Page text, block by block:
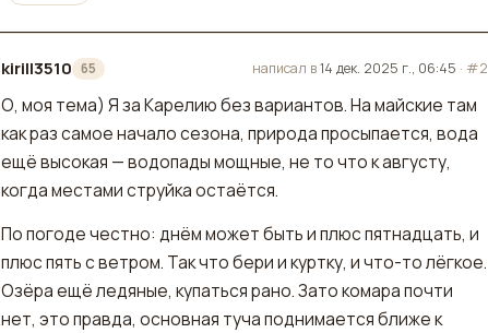
kirill3510 65
отредактировано написал в14 дек. 2025 г., 06:45 · #2
О, моя тема) Я за Карелию без вариантов. На майские там
как раз самое начало сезона, природа просыпается, вода
ещё высокая — водопады мощные, не то что к августу,
когда местами струйка остаётся.
По погоде честно: днём может быть и плюс пятнадцать, и
плюс пять с ветром. Так что бери и куртку, и что-то лёгкое.
Озёра ещё ледяные, купаться рано. Зато комара почти
нет, это правда, основная туча поднимается ближе к